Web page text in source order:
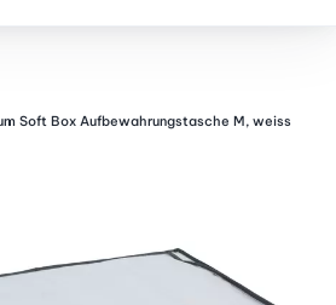
Soft Box Aufbewahrungstasche M, weiss